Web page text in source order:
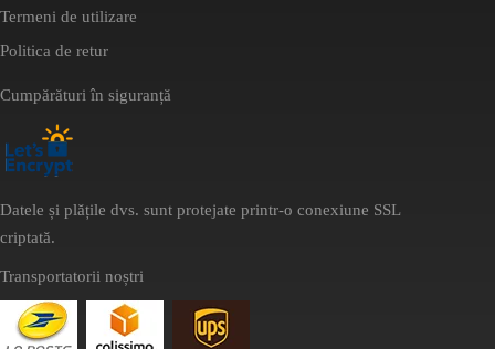
Termeni de utilizare
Politica de retur
Cumpărături în siguranță
Datele și plățile dvs. sunt protejate printr-o conexiune SSL
criptată.
Transportatorii noștri